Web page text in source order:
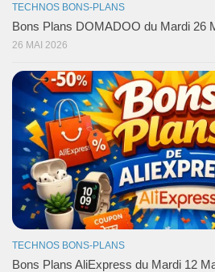
TECHNOS BONS-PLANS
Bons Plans DOMADOO du Mardi 26
26 MAI 2026
TECHNOS BONS-PLANS
Bons Plans AliExpress du Mardi 12